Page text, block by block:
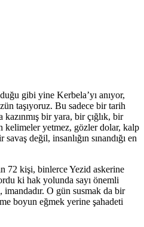
gibi yine Kerbela’yı anıyor,
taşıyoruz. Bu sadece bir tarih
bir yara, bir çığlık, bir
kelimeler yetmez, gözler dolar, kalp
değil, insanlığın sınandığı en
72 kişi, binlerce Yezid askerine
ki hak yolunda sayı önemli
O gün susmak da bir
boyun eğmek yerine şahadeti